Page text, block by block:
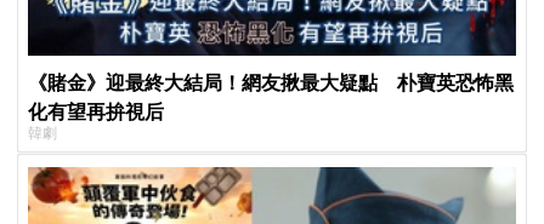
《賭金》迎最終大結局！網友揪最大疑點 朴寶英恐怖黑
化有望再拚視后
韓劇